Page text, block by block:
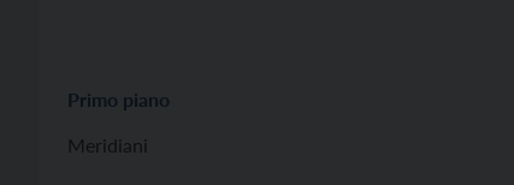
Primo piano
Meridiani